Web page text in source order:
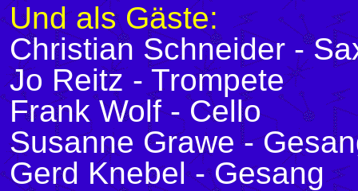
Und als Gäste:
Christian Schneider -
Jo Reitz - Trompete
Frank Wolf - Cello
Susanne Grawe -
Gerd Knebel - Gesang